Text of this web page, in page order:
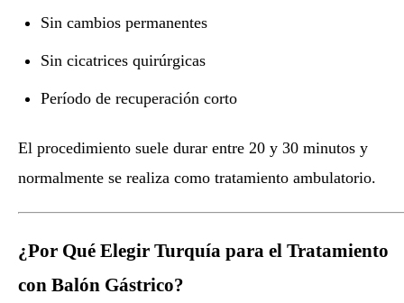
Sin cambios permanentes
Sin cicatrices quirúrgicas
Período de recuperación corto
El procedimiento suele durar entre 20 y 30 minutos y
normalmente se realiza como tratamiento ambulatorio.
¿Por Qué Elegir Turquía para el Tratamiento
con Balón Gástrico?